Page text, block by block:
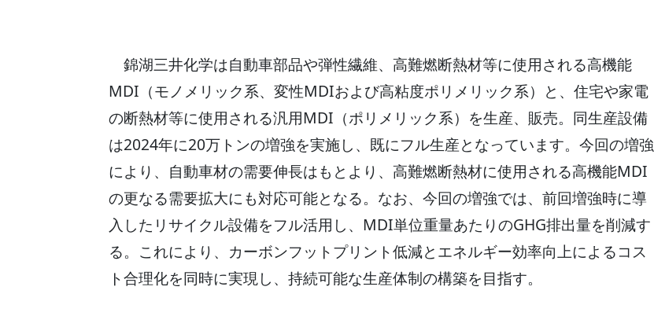
錦湖三井化学は自動車部品や弾性繊維、高難燃断熱材等に使用される高機能
MDI（モノメリック系、変性MDIおよび高粘度ポリメリック系）と、住宅や家電
の断熱材等に使用される汎用MDI（ポリメリック系）を生産、販売。同生産設備
は2024年に20万トンの増強を実施し、既にフル生産となっています。今回の増強
により、自動車材の需要伸長はもとより、高難燃断熱材に使用される高機能MDI
の更なる需要拡大にも対応可能となる。なお、今回の増強では、前回増強時に導
入したリサイクル設備をフル活用し、MDI単位重量あたりのGHG排出量を削減す
る。これにより、カーボンフットプリント低減とエネルギー効率向上によるコス
ト合理化を同時に実現し、持続可能な生産体制の構築を目指す。